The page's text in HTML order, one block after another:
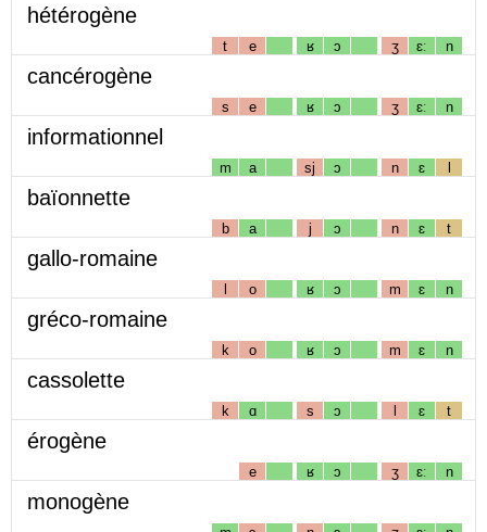
hétérogène
t e ʁ ɔ ʒ ɛː n
cancérogène
s e ʁ ɔ ʒ ɛː n
informationnel
m a sj ɔ n ɛ l
baïonnette
b a j ɔ n ɛ t
gallo-romaine
l o ʁ ɔ m ɛ n
gréco-romaine
k o ʁ ɔ m ɛ n
cassolette
k ɑ s ɔ l ɛ t
érogène
e ʁ ɔ ʒ ɛː n
monogène